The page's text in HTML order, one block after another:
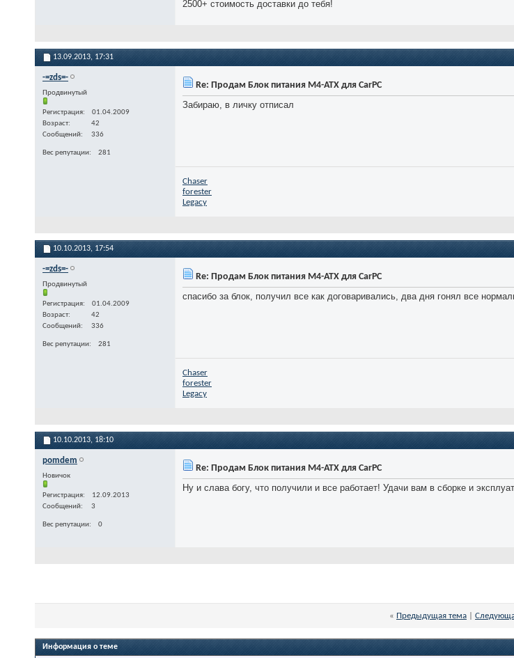
2500+ стоимость доставки до тебя!
13.09.2013, 17:31
-=zds=-
Продвинутый
Регистрация
01.04.2009
Возраст
42
Сообщений
336
Вес репутации 281
Re: Продам Блок питания M4-ATX для CarPC
Забираю, в личку отписал
Chaser
forester
Legacy
10.10.2013, 17:54
-=zds=-
Продвинутый
Регистрация
01.04.2009
Возраст
42
Сообщений
336
Вес репутации 281
Re: Продам Блок питания M4-ATX для CarPC
спасибо за блок, получил все как договаривались, два дня гонял все
Chaser
forester
Legacy
10.10.2013, 18:10
pomdem
Новичок
Регистрация
12.09.2013
Сообщений
3
Вес репутации 0
Re: Продам Блок питания M4-ATX для CarPC
Ну и слава богу, что получили и все работает! Удачи вам в сборке и
« Предыдущая тема
Информация о теме